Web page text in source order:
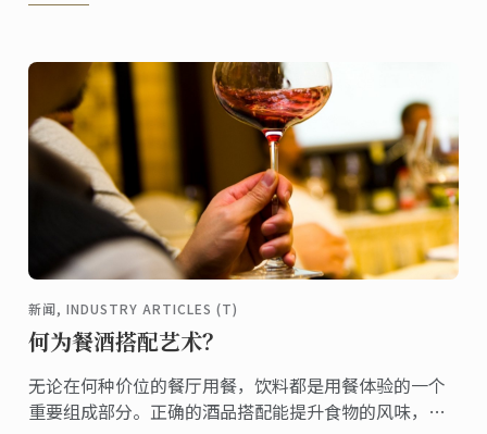
新闻, INDUSTRY ARTICLES (T)
何为餐酒搭配艺术？
无论在何种价位的餐厅用餐，饮料都是用餐体验的一个
重要组成部分。正确的酒品搭配能提升食物的风味，反